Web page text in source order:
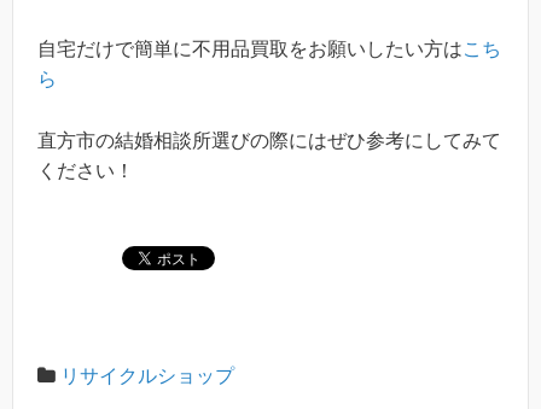
自宅だけで簡単に不用品買取をお願いしたい方はこち
ら
直方市の結婚相談所選びの際にはぜひ参考にしてみて
ください！
リサイクルショップ